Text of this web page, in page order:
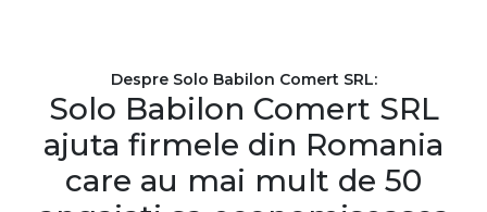
Despre Solo Babilon Comert SRL:
Solo Babilon Comert SRL
ajuta firmele din Romania
care au mai mult de 50